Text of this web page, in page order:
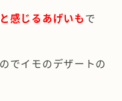
感じるあげいも で
でイモのデザートの